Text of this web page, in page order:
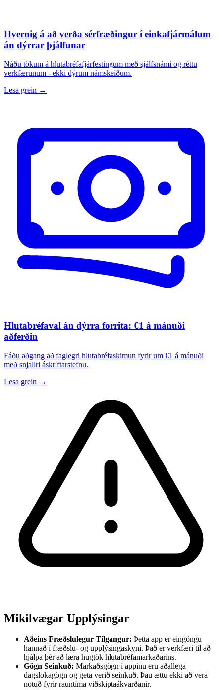
Hvernig á að verða sérfræðingur í einkafjármálum
án dýrrar þjálfunar
Náðu tökum á hlutabréfafjárfestingum með sjálfsnámi og réttu
verkfærunum - ekki dýrum námskeiðum.
Lesa grein →
Hlutabréfaval án dýrra forrita: €1 á mánuði
aðferðin
Fáðu aðgang að faglegri hlutabréfaskimun fyrir um €1 á mánuði
með snjallri áskriftarstefnu.
Lesa grein →
Mikilvægar Upplýsingar
Aðeins Fræðslulegur Tilgangur: Þetta app er eingöngu
hannað í fræðslu- og upplýsingaskyni. Það er verkfæri til að
hjálpa þér að læra hugtök hlutabréfamarkaðarins.
Gögn Seinkuð: Markaðsgögn í appinu eru aðallega
dagslokagögn og geta verið seinkuð. Þau ættu ekki að vera
notuð fyrir rauntíma viðskiptaákvarðanir.